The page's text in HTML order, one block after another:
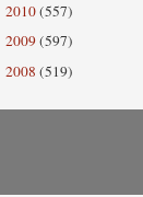
2010(557)
2009(597)
2008 (519)